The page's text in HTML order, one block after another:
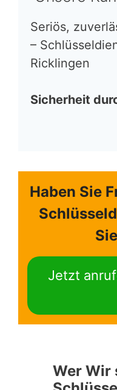
Seriös,
–
Ricklingen
Sicherheit
Haben Sie
Jetzt
Wer Wir